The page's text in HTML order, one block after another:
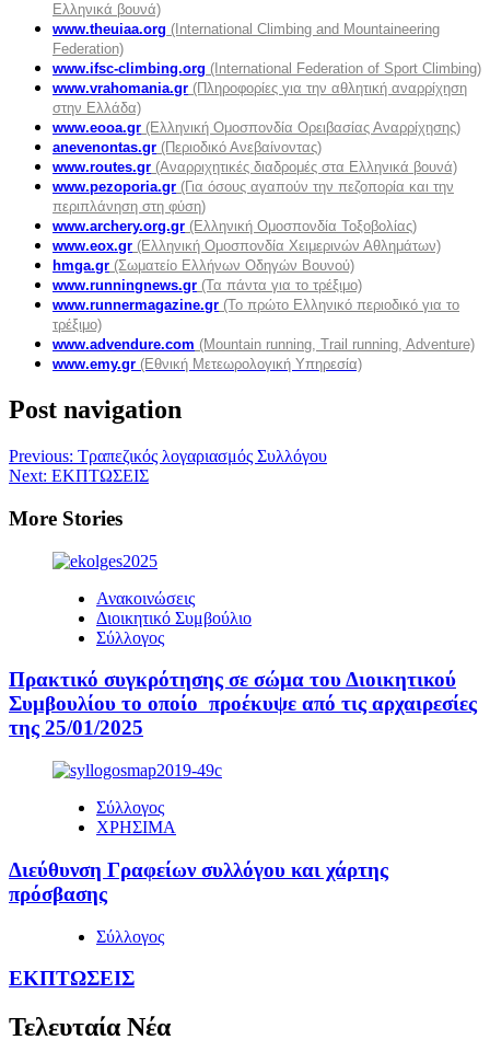
Ελληνικά βουνά)
www.theuiaa.org (International Climbing and Mountaineering
Federation)
www.ifsc-climbing.org (International Federation of Sport Climbing)
www.vrahomania.gr (Πληροφορίες για την αθλητική αναρρίχηση
στην Ελλάδα)
www.eooa.gr (Ελληνική Ομοσπονδία Ορειβασίας Αναρρίχησης)
anevenontas.gr (Περιοδικό Ανεβαίνοντας)
www.routes.gr (Αναρριχητικές διαδρομές στα Ελληνικά βουνά)
www.pezoporia.gr (Για όσους αγαπούν την πεζοπορία και την
περιπλάνηση στη φύση)
www.archery.org.gr (Ελληνική Ομοσπονδία Τοξοβολίας)
www.eox.gr (Ελληνική Ομοσπονδία Χειμερινών Αθλημάτων)
hmga.gr (Σωματείο Ελλήνων Οδηγών Βουνού)
www.runningnews.gr (Τα πάντα για το τρέξιμο)
www.runnermagazine.gr (Το πρώτο Ελληνικό περιοδικό για το
τρέξιμο)
www.advendure.com (Mountain running, Trail running, Adventure)
www.emy.gr (Εθνική Μετεωρολογική Υπηρεσία)
Post navigation
Previous: Τραπεζικός λογαριασμός Συλλόγου
Next: ΕΚΠΤΩΣΕΙΣ
More Stories
Ανακοινώσεις
Διοικητικό Συμβούλιο
Σύλλογος
Πρακτικό συγκρότησης σε σώμα του Διοικητικού
Συμβουλίου το οποίο προέκυψε από τις αρχαιρεσίες
της 25/01/2025
Σύλλογος
ΧΡΗΣΙΜΑ
Διεύθυνση Γραφείων συλλόγου και χάρτης
πρόσβασης
Σύλλογος
ΕΚΠΤΩΣΕΙΣ
Τελευταία Νέα